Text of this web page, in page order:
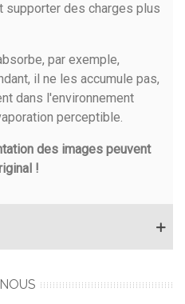
supporter des charges plus
par exemple,
il ne les accumule pas,
dans l'environnement
perceptible.
des images peuvent
!